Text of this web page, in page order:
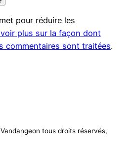
pour réduire les
plus sur la façon dont
commentaires sont traitées.
tous droits réservés,